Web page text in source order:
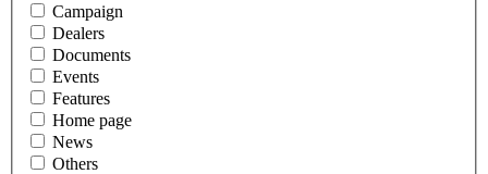
Campaign
Dealers
Documents
Events
Features
Home page
News
Others